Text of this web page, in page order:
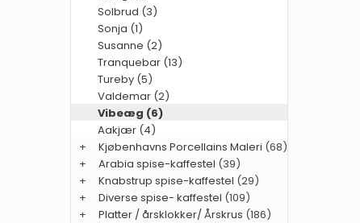
Solbrud (3)
Sonja (1)
Susanne (2)
Tranquebar (13)
Tureby (5)
Valdemar (2)
Vibeæg (6)
Aakjær (4)
+
Kjøbenhavns Porcellains Maleri (68)
+
Arabia spise-kaffestel (39)
+
Knabstrup spise-kaffestel (29)
+
Diverse spise- kaffestel (109)
+
Platter / årsklokker/ Årskrus (186)